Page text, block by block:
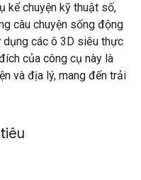
kể chuyện kỹ thuật số,
câu chuyện sống động
các ô 3D siêu thực
của công cụ này là
và địa lý, mang đến trải